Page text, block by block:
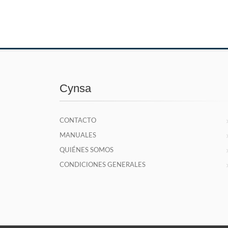
Cynsa
CONTACTO
MANUALES
QUIÉNES SOMOS
CONDICIONES GENERALES